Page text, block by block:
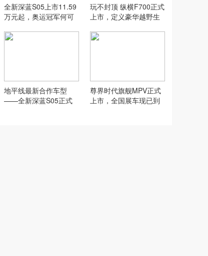
全新深蓝S05上市11.59
万元起，奥运冠军何可
玩不封顶 纵横F700正式
上市，定义豪华越野生
地平线最新合作车型
——全新深蓝S05正式
尊界时代旗舰MPV正式
上市，全国展车现已到